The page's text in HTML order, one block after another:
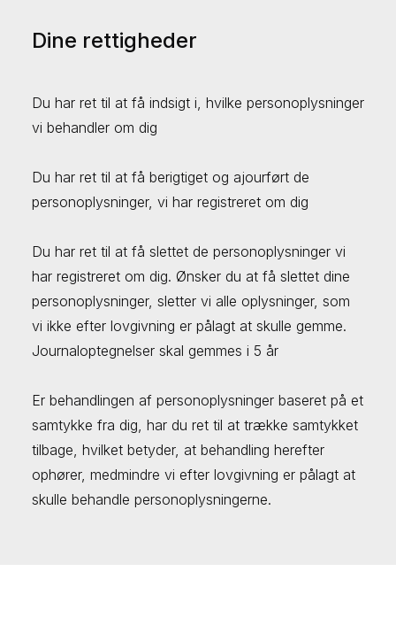
Dine rettigheder
Du har ret til at få indsigt i, hvilke personoplysninger
vi behandler om dig
Du har ret til at få berigtiget og ajourført de
personoplysninger, vi har registreret om dig
Du har ret til at få slettet de personoplysninger vi
har registreret om dig. Ønsker du at få slettet dine
personoplysninger, sletter vi alle oplysninger, som
vi ikke efter lovgivning er pålagt at skulle gemme.
Journaloptegnelser skal gemmes i 5 år
Er behandlingen af personoplysninger baseret på et
samtykke fra dig, har du ret til at trække samtykket
tilbage, hvilket betyder, at behandling herefter
ophører, medmindre vi efter lovgivning er pålagt at
skulle behandle personoplysningerne.